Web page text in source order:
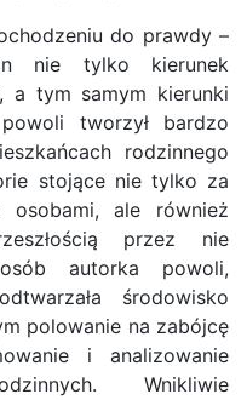
do prawdy –
nie tylko kierunek
a tym samym kierunki
tworzył bardzo
rodzinnego
stojące nie tylko za
osobami, ale również
przez nie
autorka powoli,
środowisko
polowanie na zabójcę
i analizowanie
Wnikliwie